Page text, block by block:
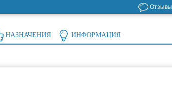
Отзывы
НАЗНАЧЕНИЯ ИНФОРМАЦИЯ